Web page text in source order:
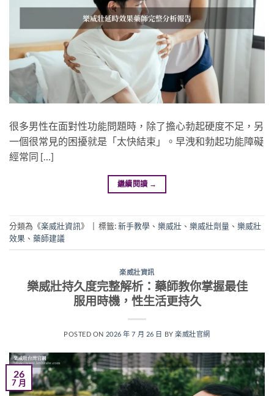
很多男性在面對性功能問題時，除了擔心勃起硬度不足，另
一個很常見的困擾就是「太快結束」。早洩和勃起功能障礙
經常同 […]
繼續閱讀 →
分類為《楽威壯資訊》 標籤:新手教學 、 樂威壯 、 樂威壯劑量 、 樂威壯
效果 、 藥師建議
楽威壯資訊
樂威壯持久度完整解析：藥師教你掌握最佳
服用時機，性生活更持久
POSTED ON 2026 年 7 月 26 日 BY楽威壯官網
26
7 月